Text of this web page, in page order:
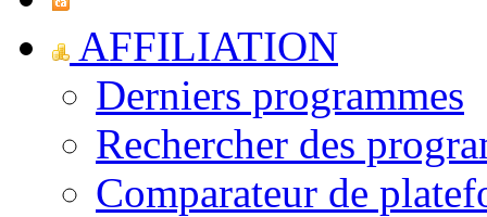
AFFILIATION
Derniers programmes
Rechercher des
Comparateur de